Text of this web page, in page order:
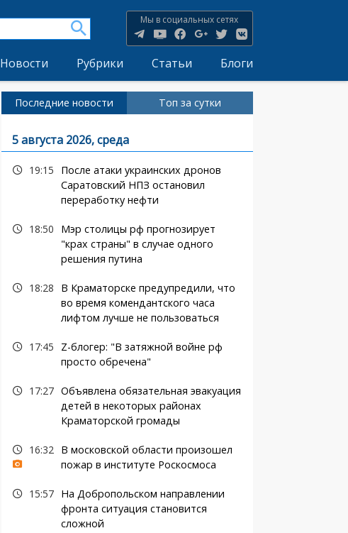
Мы в социальных сетях
Новости Рубрики Статьи Блоги
Последние новости Топ за сутки
5 августа 2026, среда
19:15
После атаки украинских дронов
Саратовский НПЗ остановил
переработку нефти
18:50
Мэр столицы рф прогнозирует
"крах страны" в случае одного
решения путина
18:28
В Краматорске предупредили, что
во время комендантского часа
лифтом лучше не пользоваться
17:45
Z-блогер: "В затяжной войне рф
просто обречена"
17:27 Объявлена обязательная эвакуация
детей в некоторых районах
Краматорской громады
16:32
В московской области произошел
пожар в институте Роскосмоса
15:57
На Добропольском направлении
фронта ситуация становится
сложной